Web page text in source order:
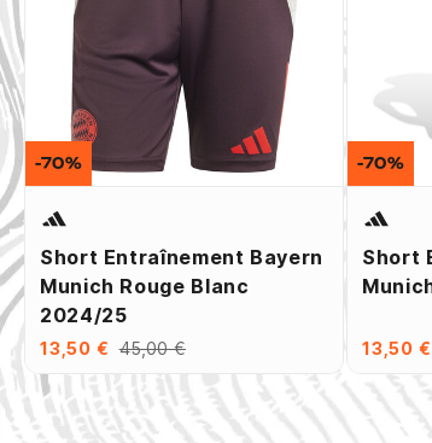
Short Entraînement Bayern
Munich Rouge Blanc
2024/25
13,50 € 45,00 €
-70%
Short
13,50 €
-70%